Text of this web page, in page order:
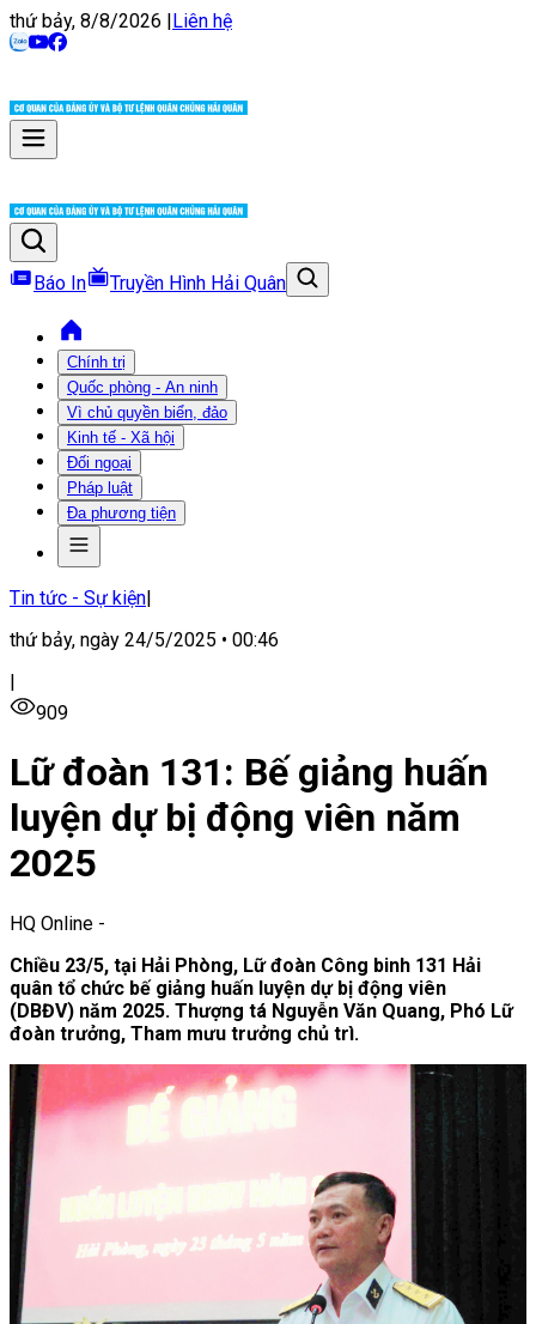
thứ bảy, 8/8/2026 |Liên hệ
Báo In Truyền Hình Hải Quân
Chính trị
Quốc phòng - An ninh
Vì chủ quyền biển, đảo
Kinh tế - Xã hội
Đối ngoại
Pháp luật
Đa phương tiện
Tin tức - Sự kiện|
thứ bảy, ngày 24/5/2025 • 00:46
|
909
Lữ đoàn 131: Bế giảng huấn
luyện dự bị động viên năm
2025
HQ Online -
Chiều 23/5, tại Hải Phòng, Lữ đoàn Công binh 131 Hải
quân tổ chức bế giảng huấn luyện dự bị động viên
(DBĐV) năm 2025. Thượng tá Nguyễn Văn Quang, Phó Lữ
đoàn trưởng, Tham mưu trưởng chủ trì.